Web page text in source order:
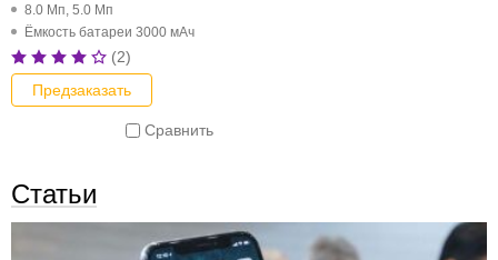
8.0 Мп, 5.0 Мп
Ёмкость батареи 3000 мАч
(2)
Предзаказать
Сравнить
Статьи